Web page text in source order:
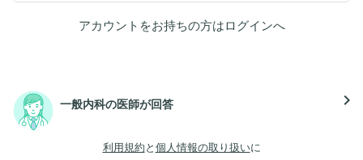
アカウントをお持ちの方はログインへ
一般内科の医師が回答 navigate_next
利用規約 と 個人情報の取り扱いに